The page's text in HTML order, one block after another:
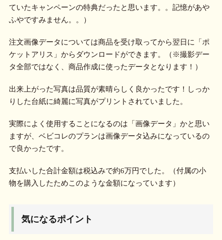
ていたキャンペーンの特典だったと思います。。記憶があや
ふやですみません。。）
注文画像データについては商品を受け取ってから翌日に「ポ
ケットアリス」からダウンロードができます。（※撮影デー
タ全部ではなく、商品作成に使ったデータとなります！）
出来上がった写真は品質が素晴らしく良かったです！しっか
りした台紙に綺麗に写真がプリントされていました。
実際によく使用することになるのは「画像データ」かと思い
ますが、ベビコレのプランは画像データ込みになっているの
で良かったです。
支払いした合計金額は税込みで約6万円でした。（付属の小
物を購入したためこのような金額になっています）
気になるポイント